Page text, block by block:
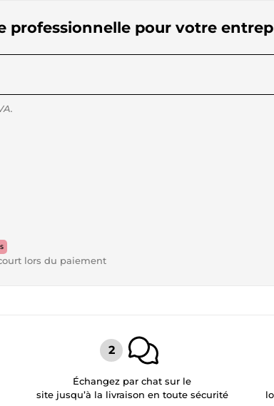
professionnelle pour votre
lors du paiement
Échangez par chat sur le
site jusqu’à la livraison en toute sécurité